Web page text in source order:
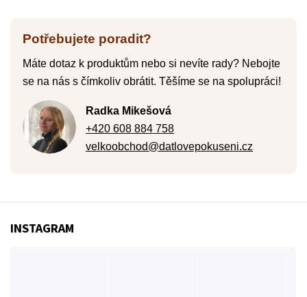
Potřebujete poradit?
Máte dotaz k produktům nebo si nevíte rady? Nebojte
se na nás s čímkoliv obrátit. Těšíme se na spolupráci!
Radka Mikešová
+420 608 884 758
velkoobchod@datlovepokuseni.cz
INSTAGRAM